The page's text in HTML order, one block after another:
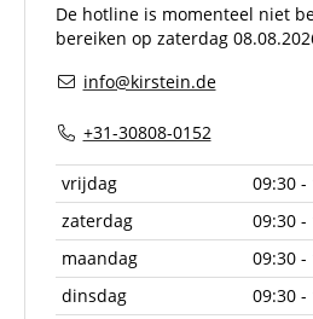
De hotline is momenteel niet
bereiken op zaterdag
info@kirstein.de
+31-30808-0152
vrijdag
09:30 -
zaterdag
09:30 -
maandag
09:30 -
dinsdag
09:30 -